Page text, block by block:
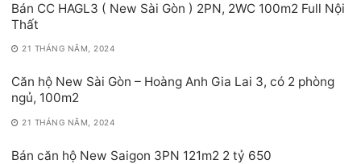
Bán CC HAGL3 ( New Sài Gòn ) 2PN, 2WC 100m2 Full Nội
Thất
21 THÁNG NĂM, 2024
Căn hộ New Sài Gòn – Hoàng Anh Gia Lai 3, có 2 phòng
ngủ, 100m2
21 THÁNG NĂM, 2024
Bán căn hộ New Saigon 3PN 121m2 2 tỷ 650